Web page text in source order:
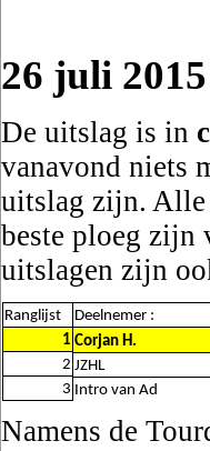
26 juli
De uitslag is in
vanavond niets
uitslag zijn. Alle
beste ploeg zijn
uitslagen zijn
Ranglijst
Deelnemer :
1 Corjan H.
2 JZHL
3 Intro van Ad
Namens de